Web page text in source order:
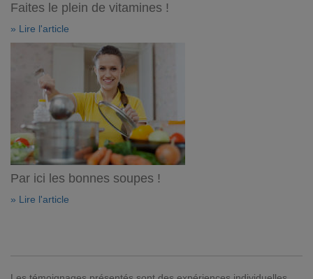
Faites le plein de vitamines !
» Lire l'article
Par ici les bonnes soupes !
» Lire l'article